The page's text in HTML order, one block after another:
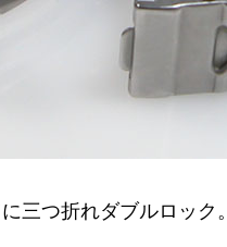
三つ折れダブルロック。